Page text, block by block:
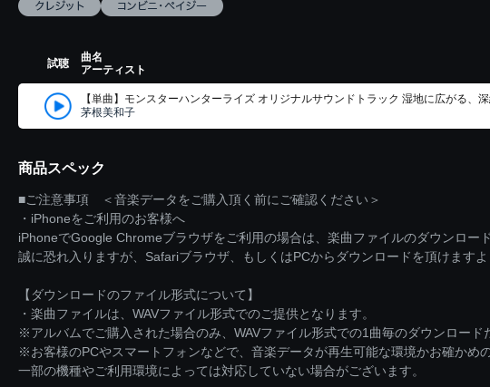
試聴
曲名
アーティスト
【単曲】モンスターハンターライズ オリジナルサウンドトラック 湿地に広がる、
茅根美和子
商品スペック
■ご注意事項 ＜音楽データをご購入頂く前にご確認ください＞
・iPhoneをご利用のお客様へ
iPhoneでGoogle Chromeブラウザをご利用の場合は、楽曲ファイルのダウンロー
誠に恐れ入りますが、Safariブラウザ、もしくはPCからダウンロードを頂けますよ
【ダウンロードのファイル形式について】
・楽曲ファイルは、WAVファイル形式でのご提供となります。
※アルバムでご購入された場合のみ、WAVファイル形式での1曲毎のダウンロー
※お客様のPCやスマートフォンなどで、音楽データが再生可能な環境かお確かめ
一部の機種やご利用環境によっては対応していない場合がございます。